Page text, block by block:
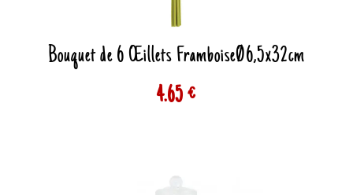
Bouquet de 6 Œillets FramboiseØ6,5x32cm
4.65 €